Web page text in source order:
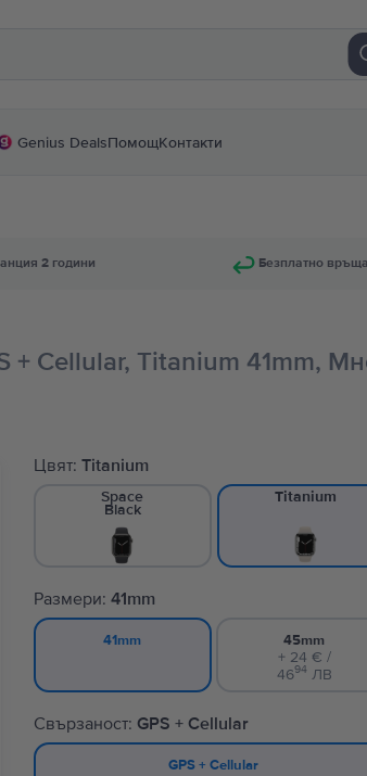
Genius DealsПомощКонтакти
2 години Безплатно
+ Cellular, Titanium 41mm,
Цвят:Titanium
Space
Black
Titanium
Размери:41mm
41mm 45mm
+ 24 € /
4694ЛВ
Свързаност:GPS + Cellular
GPS + Cellular